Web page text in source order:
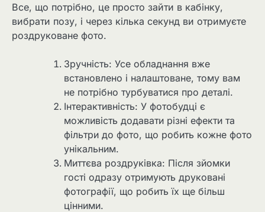
Все, що потрібно, це просто зайти в кабінку,
вибрати позу, і через кілька секунд ви отримуєте
роздруковане фото.
Зручність: Усе обладнання вже
встановлено і налаштоване, тому вам
не потрібно турбуватися про деталі.
Інтерактивність: У фотобудці є
можливість додавати різні ефекти та
фільтри до фото, що робить кожне фото
унікальним.
Миттєва роздруківка: Після зйомки
гості одразу отримують друковані
фотографії, що робить їх ще більш
цінними.